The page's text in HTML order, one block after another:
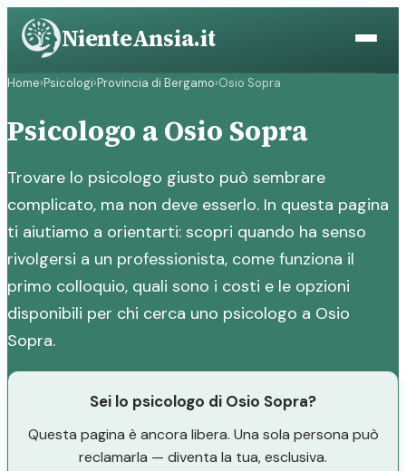
Vai
contenuto
NienteAnsia.it
Home›Psicologi›Provincia di Bergamo›Osio Sopra
Psicologo a Osio Sopra
Trovare lo psicologo giusto può sembrare
complicato, ma non deve esserlo. In questa pagina
ti aiutiamo a orientarti: scopri quando ha senso
rivolgersi a un professionista, come funziona il
primo colloquio, quali sono i costi e le opzioni
disponibili per chi cerca uno psicologo a Osio
Sopra.
Sei lo psicologo di Osio Sopra?
Questa pagina è ancora libera. Una sola persona può
reclamarla — diventa la tua, esclusiva.